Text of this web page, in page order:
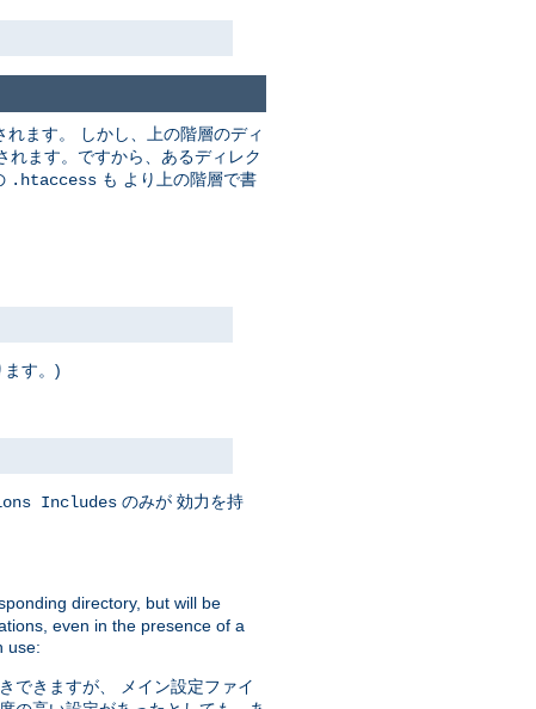
ます。 しかし、上の階層のディ
れます。ですから、あるディレク
.htaccess も より上の階層で書
ます。)
Includes のみが 効力を持
directory, but will be
even in the presence of a
use:
できますが、 メイン設定ファイ